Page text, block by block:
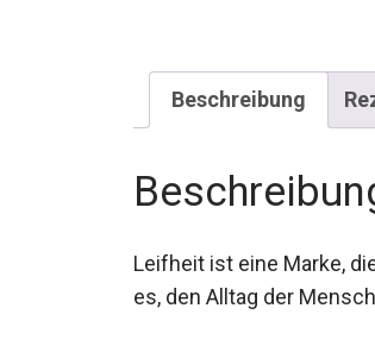
Beschreibung
Leifheit ist eine Marke,
es, den Alltag der